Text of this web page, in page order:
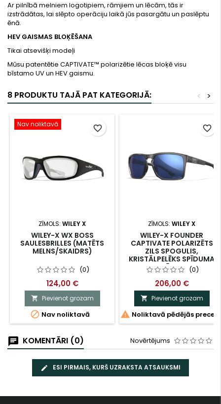
Ar pilnībā melniem logotipiem, rāmjiem un lēcām, tās ir
izstrādātas, lai slēpto operāciju laikā jūs pasargātu un paslēptu
ēnā.
HEV GAISMAS BLOĶĒŠANA
Tikai atsevišķi modeļi
Mūsu patentētie CAPTIVATE™ polarizētie lēcas bloķē visu
bīstamo UV un HEV gaismu.
8 PRODUKTU TAJĀ PAT KATEGORIJĀ: >
<
Nav noliktavā
ZĪMOLS: WILEY X
WILEY-X WX BOSS
SAULESBRILLES (MATĒTS
MELNS/SKAIDRS)
(0)
124,00 €
 Pievienot grozam
 Nav noliktavā
favorite_border
ZĪMOLS: WILEY X
WILEY-X FOUNDER
CAPTIVATE POLARIZĒTS
ZILS SPOGULIS,
KRISTĀLPELĒKS SPĪDUMA
RĀMIS
(0)
206,00 €
 Pievienot grozam
 Noliktavā pēdējās preces
favorite_border
KOMENTĀRI (0) Novērtējums
ESI PIRMAIS, KURŠ UZRAKSTA ATSAUKSMI